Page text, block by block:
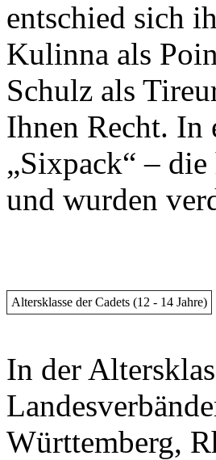
entschied sich
Kulinna als
Schulz als
Ihnen Recht. In
„Sixpack“ –
und wurden
Altersklasse der Cadets (12 - 14 Jahre)
In der
Württemberg,